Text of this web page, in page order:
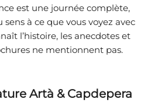
est une journée complète,
à ce que vous voyez avec
l’histoire, les anecdotes et
ne mentionnent pas.
Artà & Capdepera